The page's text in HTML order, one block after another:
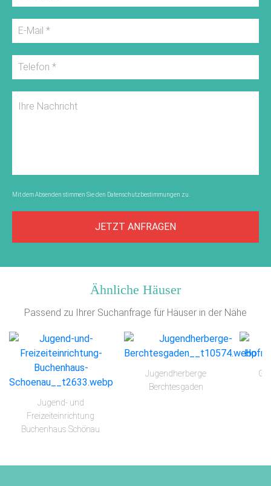
Mit dem Absenden stimmen Sie den Datenschutzbestimmungen zu.
JETZT ANFRAGEN
Ähnliche Häuser
Passend zu Ihrer Suchanfrage für Häuser in der Nähe
Jugend- und
Freizeiteinrichtung
Buchenhaus Schönau
Jugendherberge
Berchtesgaden